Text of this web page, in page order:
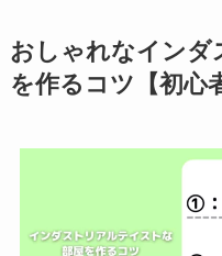
おしゃれなインダ
を作るコツ【初心